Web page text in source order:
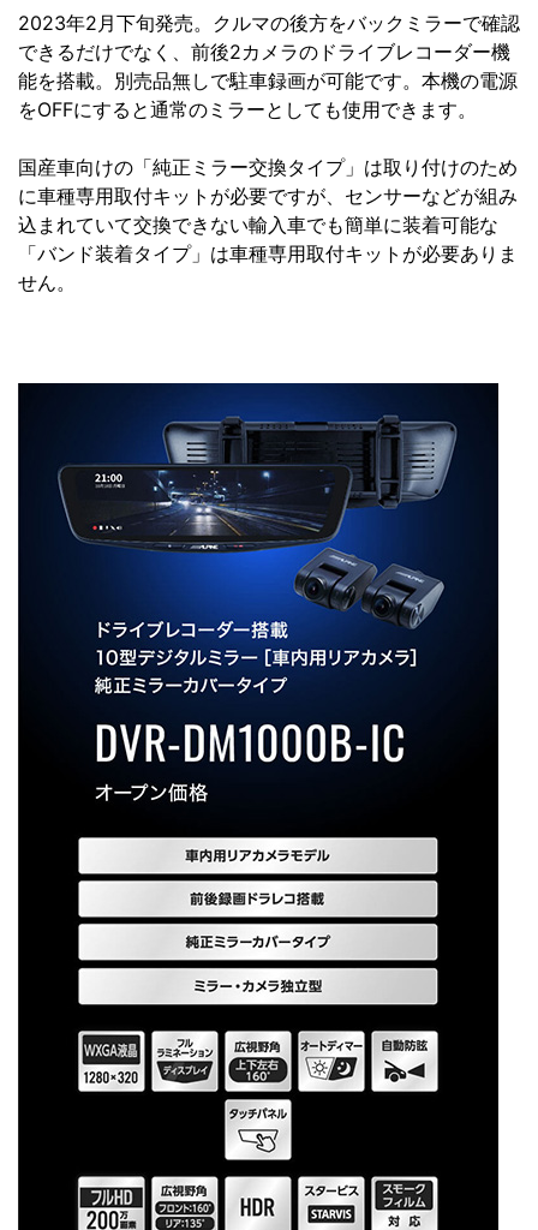
2023年2月下旬発売。クルマの後方をバックミラーで確認
できるだけでなく、前後2カメラのドライブレコーダー機
能を搭載。別売品無しで駐車録画が可能です。本機の電源
をOFFにすると通常のミラーとしても使用できます。
国産車向けの「純正ミラー交換タイプ」は取り付けのため
に車種専用取付キットが必要ですが、センサーなどが組み
込まれていて交換できない輸入車でも簡単に装着可能な
「バンド装着タイプ」は車種専用取付キットが必要ありま
せん。